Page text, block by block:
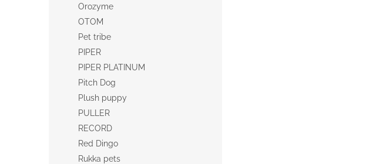
Orozyme
OTOM
Pet tribe
PIPER
PIPER PLATINUM
Pitch Dog
Plush puppy
PULLER
RECORD
Red Dingo
Rukka pets